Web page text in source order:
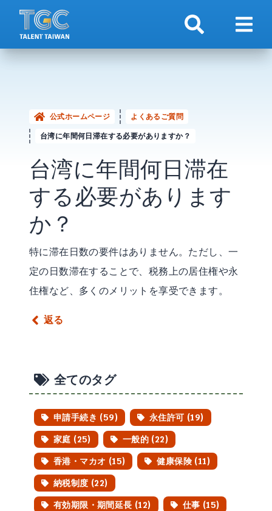
検索 ナビ
公式ホームページ
よくあるご質問
台湾に年間何日滞在する必要がありますか？
台湾に年間何日滞在
する必要があります
か？
特に滞在日数の要件はありません。ただし、一
定の日数滞在することで、税務上の居住権や永
住権など、多くのメリットを享受できます。
返る
全てのタグ
申請手続き (59)
永住許可 (19)
家庭 (25)
一般的 (22)
香港・マカオ (15)
健康保険 (11)
納税制度 (22)
有効期限・期間延長 (12)
仕事 (15)